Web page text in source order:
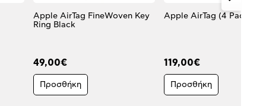
Apple AirTag FineWoven Key
Ring Black
49,00€
Προσθήκη
Apple AirTag (4 Pack)
119,00€
Προσθήκη